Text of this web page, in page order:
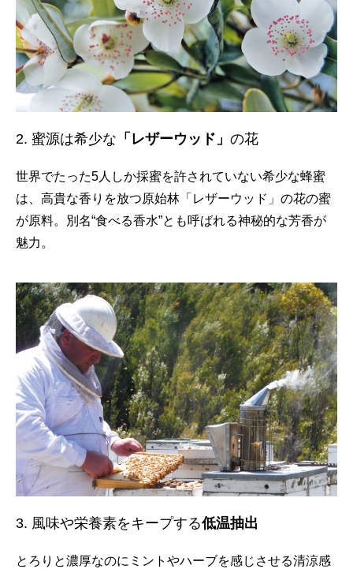
2. 蜜源は希少な 「レザーウッド」 の花
世界でたった5人しか採蜜を許されていない希少な蜂蜜
は、高貴な香りを放つ原始林「レザーウッド」の花の蜜
が原料。別名“食べる香水”とも呼ばれる神秘的な芳香が
魅力。
3. 風味や栄養素をキープする低温抽出
とろりと濃厚なのにミントやハーブを感じさせる清涼感